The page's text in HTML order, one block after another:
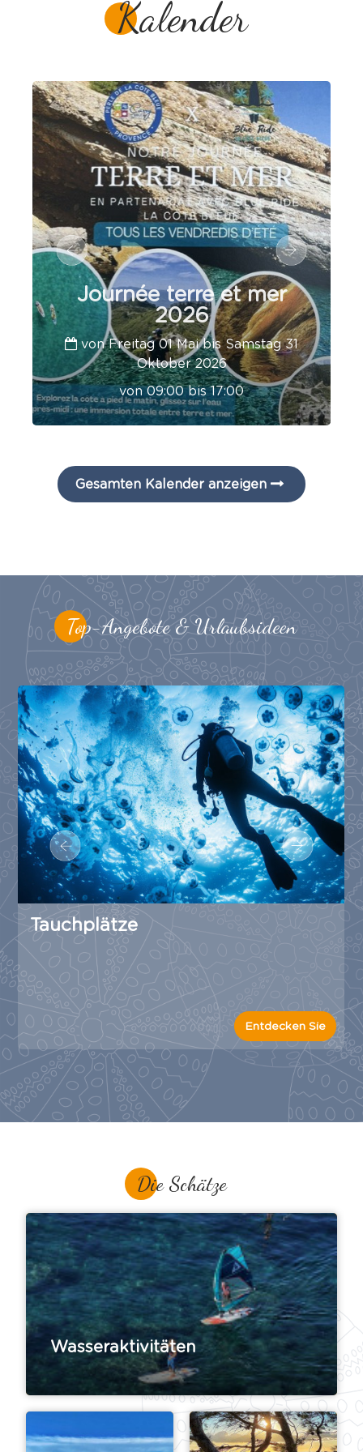
Kalender
Journée terre et mer
2026
von Freitag 01 Mai bis Samstag 31
Oktober 2026
von 09:00 bis 17:00
Gesamten Kalender anzeigen
Top-Angebote & Urlaubsideen
Tauchplätze
Entdecken Sie
Die Schätze
Wasseraktivitäten